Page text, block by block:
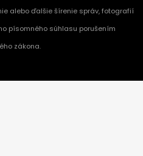
alebo ďalšie šírenie správ, fotografií
písomného súhlasu porušením
zákona.